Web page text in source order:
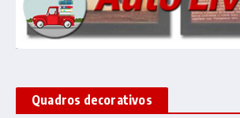
Quadros decorativos